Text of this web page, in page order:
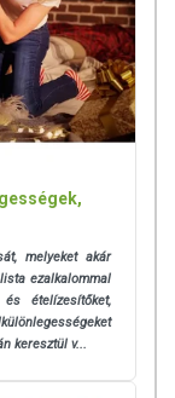
melyeket akár
ezalkalommal
és ételízesítőket,
keresztül v...